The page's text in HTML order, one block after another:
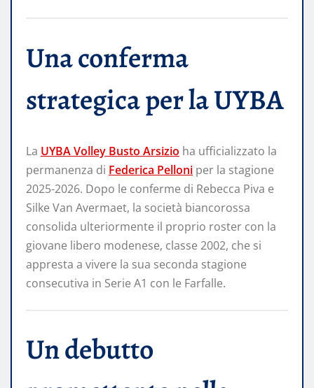
Una conferma
strategica per la UYBA
La UYBA Volley Busto Arsizio ha ufficializzato la
permanenza di Federica Pelloni per la stagione
2025-2026. Dopo le conferme di Rebecca Piva e
Silke Van Avermaet, la società biancorossa
consolida ulteriormente il proprio roster con la
giovane libero modenese, classe 2002, che si
appresta a vivere la sua seconda stagione
consecutiva in Serie A1 con le Farfalle.
Un debutto